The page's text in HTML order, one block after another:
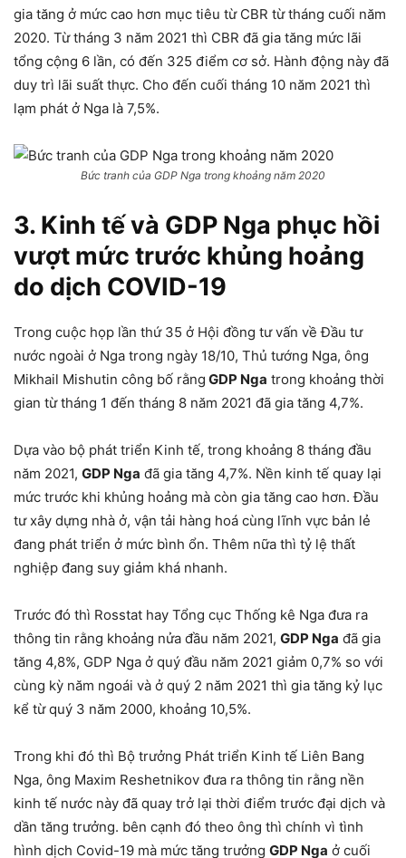
gia tăng ở mức cao hơn mục tiêu từ CBR từ tháng cuối năm
2020. Từ tháng 3 năm 2021 thì CBR đã gia tăng mức lãi
tổng cộng 6 lần, có đến 325 điểm cơ sở. Hành động này đã
duy trì lãi suất thực. Cho đến cuối tháng 10 năm 2021 thì
lạm phát ở Nga là 7,5%.
Bức tranh của GDP Nga trong khoảng năm 2020
3. Kinh tế và GDP Nga phục hồi
vượt mức trước khủng hoảng
do dịch COVID-19
Trong cuộc họp lần thứ 35 ở Hội đồng tư vấn về Đầu tư
nước ngoài ở Nga trong ngày 18/10, Thủ tướng Nga, ông
Mikhail Mishutin công bố rằng GDP Nga trong khoảng thời
gian từ tháng 1 đến tháng 8 năm 2021 đã gia tăng 4,7%.
Dựa vào bộ phát triển Kinh tế, trong khoảng 8 tháng đầu
năm 2021, GDP Nga đã gia tăng 4,7%. Nền kinh tế quay lại
mức trước khi khủng hoảng mà còn gia tăng cao hơn. Đầu
tư xây dựng nhà ở, vận tải hàng hoá cùng lĩnh vực bản lẻ
đang phát triển ở mức bình ổn. Thêm nữa thì tỷ lệ thất
nghiệp đang suy giảm khá nhanh.
Trước đó thì Rosstat hay Tổng cục Thống kê Nga đưa ra
thông tin rằng khoảng nửa đầu năm 2021, GDP Nga đã gia
tăng 4,8%, GDP Nga ở quý đầu năm 2021 giảm 0,7% so với
cùng kỳ năm ngoái và ở quý 2 năm 2021 thì gia tăng kỷ lục
kể từ quý 3 năm 2000, khoảng 10,5%.
Trong khi đó thì Bộ trưởng Phát triển Kinh tế Liên Bang
Nga, ông Maxim Reshetnikov đưa ra thông tin rằng nền
kinh tế nước này đã quay trở lại thời điểm trước đại dịch và
dần tăng trưởng. bên cạnh đó theo ông thì chính vì tình
hình dịch Covid-19 mà mức tăng trưởng GDP Nga ở cuối